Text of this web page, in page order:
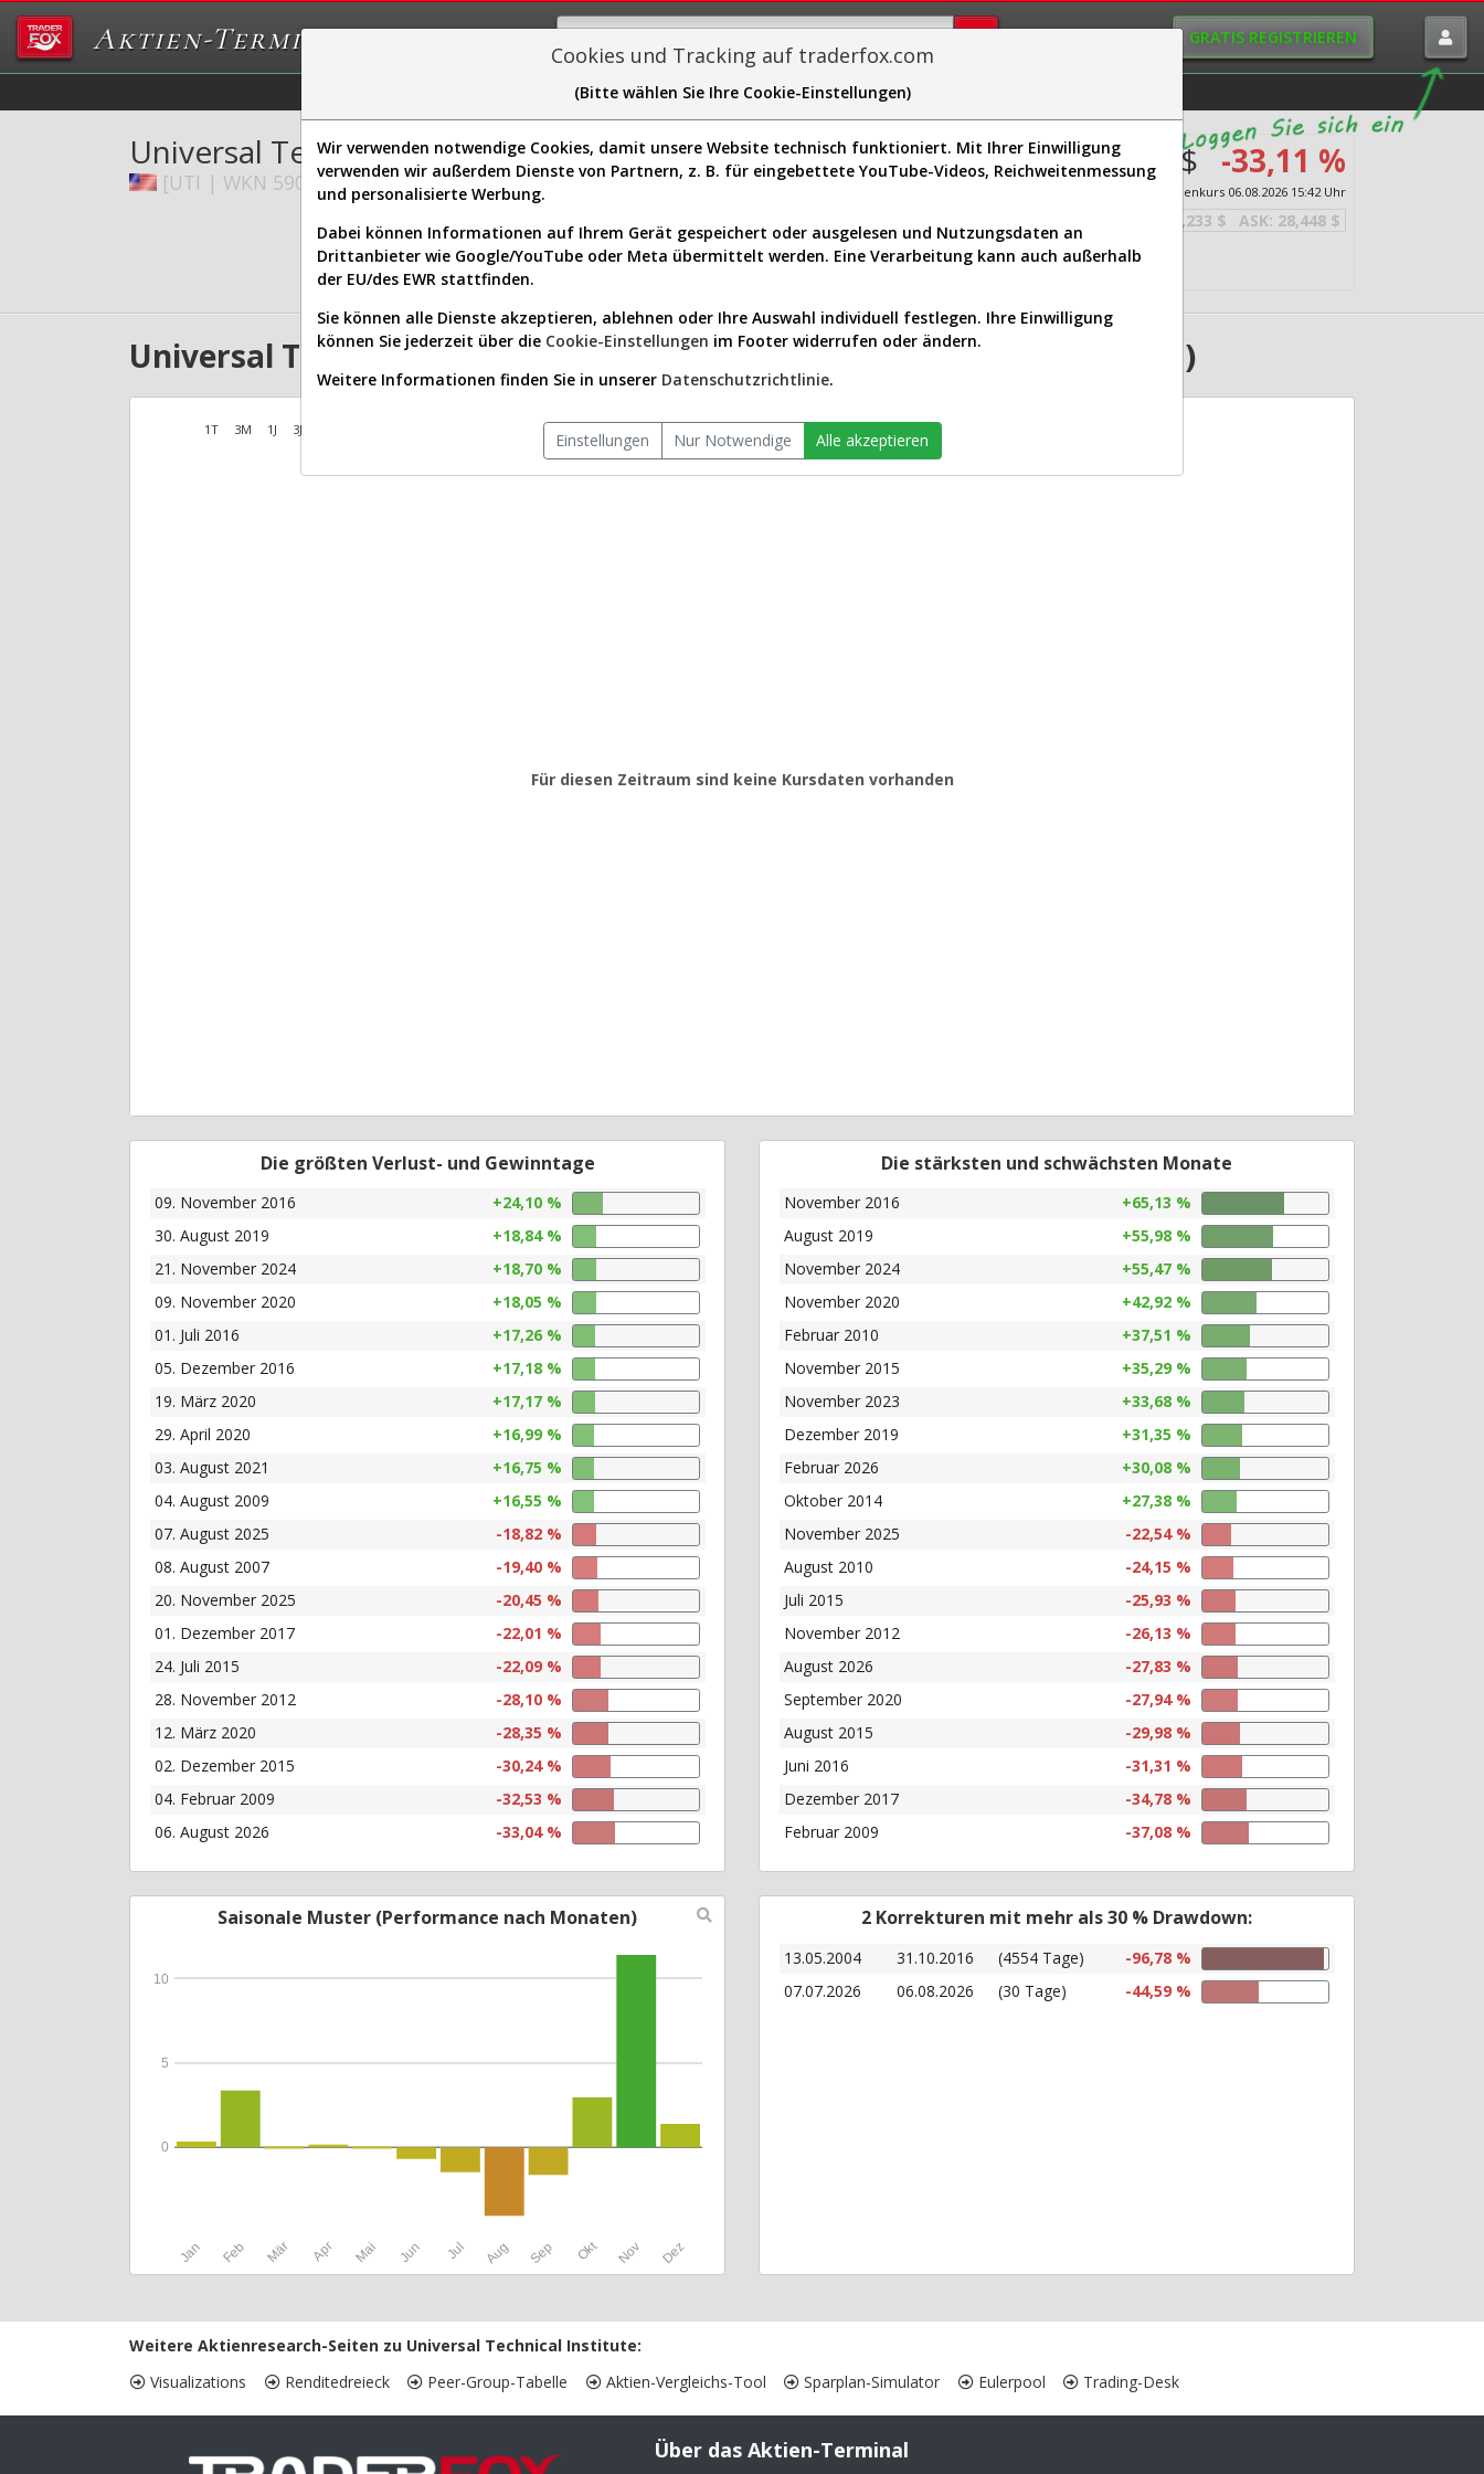
Aktien-Terminal GRATIS REGISTRIEREN
Sector-Spider Easy-Scan Visualizations
Universal Technical Institute
[UTI | WKN 590097 | ISIN US9139151040]
28,341 $ -33,11 %
Echtzeit-Aktienkurs 06.08.2026 15:42 Uhr
28,233 $ ASK: 28,448 $
Website:
Sektor:
Consumer Defensive / Education &
Börsenwert:
2.33 Mrd. USD
Anzahl
55,061,380
Universal Technical Institute Aktien Verlauf seit Beginn (590097 | UTI)
1T 3M 1J 3J
Für diesen Zeitraum sind keine Kursdaten vorhanden
Die größten Verlust- und Gewinntage
09. November 2016
+24,10 %
30. August 2019
+18,84 %
21. November 2024
+18,70 %
09. November 2020
+18,05 %
01. Juli 2016
+17,26 %
05. Dezember 2016
+17,18 %
19. März 2020
+17,17 %
29. April 2020
+16,99 %
03. August 2021
+16,75 %
04. August 2009
+16,55 %
07. August 2025
-18,82 %
08. August 2007
-19,40 %
20. November 2025
-20,45 %
01. Dezember 2017
-22,01 %
24. Juli 2015
-22,09 %
28. November 2012
-28,10 %
12. März 2020
-28,35 %
02. Dezember 2015
-30,24 %
04. Februar 2009
-32,53 %
06. August 2026
-33,04 %
Die stärksten und schwächsten Monate
November 2016
+65,13 %
August 2019
+55,98 %
November 2024
+55,47 %
November 2020
+42,92 %
Februar 2010
+37,51 %
November 2015
+35,29 %
November 2023
+33,68 %
Dezember 2019
+31,35 %
Februar 2026
+30,08 %
Oktober 2014
+27,38 %
November 2025
-22,54 %
August 2010
-24,15 %
Juli 2015
-25,93 %
November 2012
-26,13 %
August 2026
-27,83 %
September 2020
-27,94 %
August 2015
-29,98 %
Juni 2016
-31,31 %
Dezember 2017
-34,78 %
Februar 2009
-37,08 %
Saisonale Muster (Performance nach Monaten)
Jan Feb Mär Apr Mai Jun Jul Aug Sep Okt Nov Dez
0
5
10
2 Korrekturen mit mehr als 30 % Drawdown:
13.05.2004 31.10.2016 (4554 Tage)
-96,78 %
07.07.2026
06.08.2026 (30 Tage) -44,59 %
Weitere Aktienresearch-Seiten zu Universal Technical Institute:
Visualizations
Renditedreieck Peer-Group-Tabelle Aktien-Vergleichs-Tool Sparplan-Simulator Eulerpool Trading-Desk
Über das Aktien-Terminal
Cookies und Tracking auf traderfox.com
(Bitte wählen Sie Ihre Cookie-Einstellungen)
Wir verwenden notwendige Cookies, damit unsere Website technisch funktioniert. Mit Ihrer Einwilligung
verwenden wir außerdem Dienste von Partnern, z. B. für eingebettete YouTube-Videos, Reichweitenmessung
und personalisierte Werbung.
Dabei können Informationen auf Ihrem Gerät gespeichert oder ausgelesen und Nutzungsdaten an
Drittanbieter wie Google/YouTube oder Meta übermittelt werden. Eine Verarbeitung kann auch außerhalb
der EU/des EWR stattfinden.
Sie können alle Dienste akzeptieren, ablehnen oder Ihre Auswahl individuell festlegen. Ihre Einwilligung
können Sie jederzeit über die Cookie-Einstellungen im Footer widerrufen oder ändern.
Weitere Informationen finden Sie in unserer Datenschutzrichtlinie.
Einstellungen Nur Notwendige Alle akzeptieren